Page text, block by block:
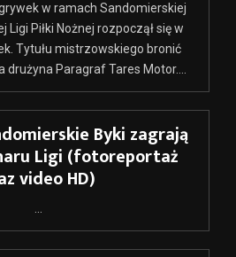
w ramach Sandomierskiej
Ligi Piłki Nożnej rozpoczął się w
Tytułu mistrzowskiego bronić
Paragraf Tares Motor....
Byki zagrają
Ligi (fotoreportaż
video HD)